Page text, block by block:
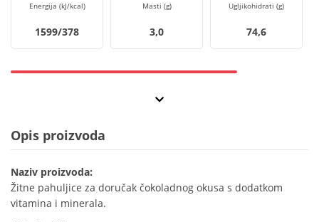
Energija (kJ/kcal)
1599/378
Masti (g)
3,0
Ugljikohidrati (g)
74,6
Opis proizvoda
Naziv proizvoda:
Žitne pahuljice za doručak čokoladnog okusa s dodatkom
vitamina i minerala.